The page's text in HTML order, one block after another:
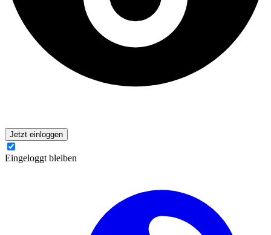
Jetzt einloggen
Eingeloggt bleiben